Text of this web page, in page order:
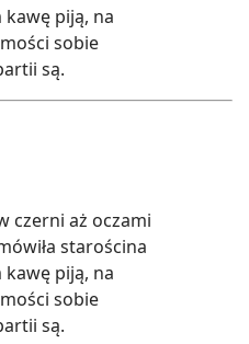
piją, na
sobie
są.
czerni aż oczami
starościna
piją, na
sobie
są.